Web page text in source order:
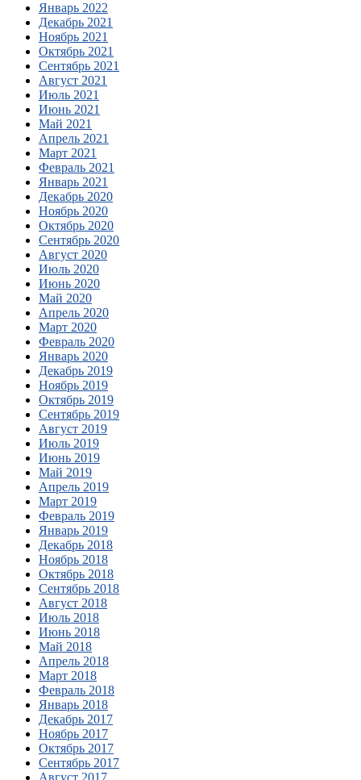
Январь 2022
Декабрь 2021
Ноябрь 2021
Октябрь 2021
Сентябрь 2021
Август 2021
Июль 2021
Июнь 2021
Май 2021
Апрель 2021
Март 2021
Февраль 2021
Январь 2021
Декабрь 2020
Ноябрь 2020
Октябрь 2020
Сентябрь 2020
Август 2020
Июль 2020
Июнь 2020
Май 2020
Апрель 2020
Март 2020
Февраль 2020
Январь 2020
Декабрь 2019
Ноябрь 2019
Октябрь 2019
Сентябрь 2019
Август 2019
Июль 2019
Июнь 2019
Май 2019
Апрель 2019
Март 2019
Февраль 2019
Январь 2019
Декабрь 2018
Ноябрь 2018
Октябрь 2018
Сентябрь 2018
Август 2018
Июль 2018
Июнь 2018
Май 2018
Апрель 2018
Март 2018
Февраль 2018
Январь 2018
Декабрь 2017
Ноябрь 2017
Октябрь 2017
Сентябрь 2017
Август 2017